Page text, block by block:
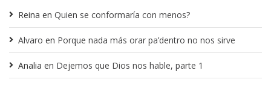
Reina en Quien se conformaría con menos?
Alvaro en Porque nada más orar pa’dentro no nos sirve
Analia en Dejemos que Dios nos hable, parte 1